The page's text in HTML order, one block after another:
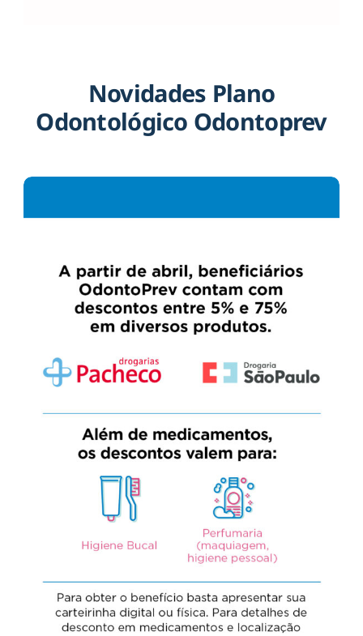
Novidades Plano
Odontológico Odontoprev